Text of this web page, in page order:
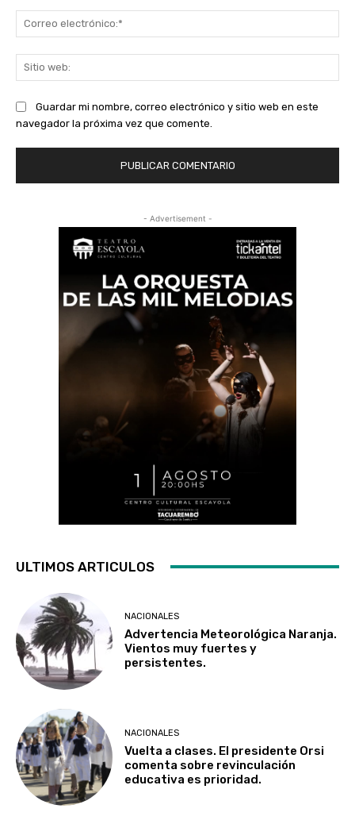
Guardar mi nombre, correo electrónico y sitio web en este
navegador la próxima vez que comente.
- Advertisement -
ULTIMOS ARTICULOS
NACIONALES
Advertencia Meteorológica Naranja.
Vientos muy fuertes y
persistentes.
NACIONALES
Vuelta a clases. El presidente Orsi
comenta sobre revinculación
educativa es prioridad.